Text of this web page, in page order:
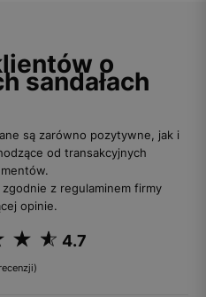
o
sandałach
są zarówno pozytywne, jak i
od transakcyjnych
z regulaminem firmy
opinie.
4.7